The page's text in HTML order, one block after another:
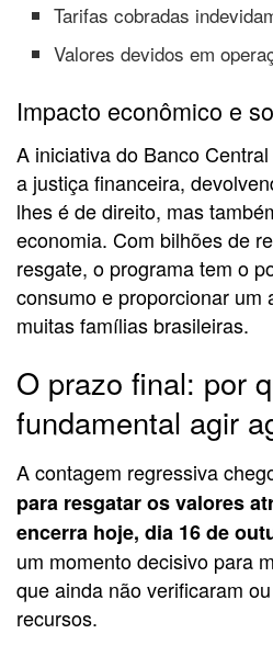
Tarifas cobradas
Valores devidos em
Impacto econômico e
A iniciativa do Banco
a justiça financeira,
lhes é de direito, mas
economia. Com bilhões de
resgate, o programa tem o
consumo e proporcionar um
muitas famílias brasileiras.
O prazo final: por
fundamental agir
A contagem regressiva
para resgatar os valores
encerra hoje, dia 16 de
um momento decisivo para
que ainda não verificaram
recursos.